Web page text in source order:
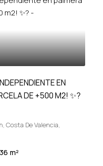
EN
DE +500 M2! ✨?
Costa De Valencia,
m²